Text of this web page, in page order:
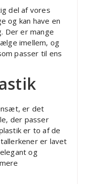
del af vores
og kan have en
Der er mange
imellem, og
passer til ens
er det
der passer
er to af de
er lavet
og